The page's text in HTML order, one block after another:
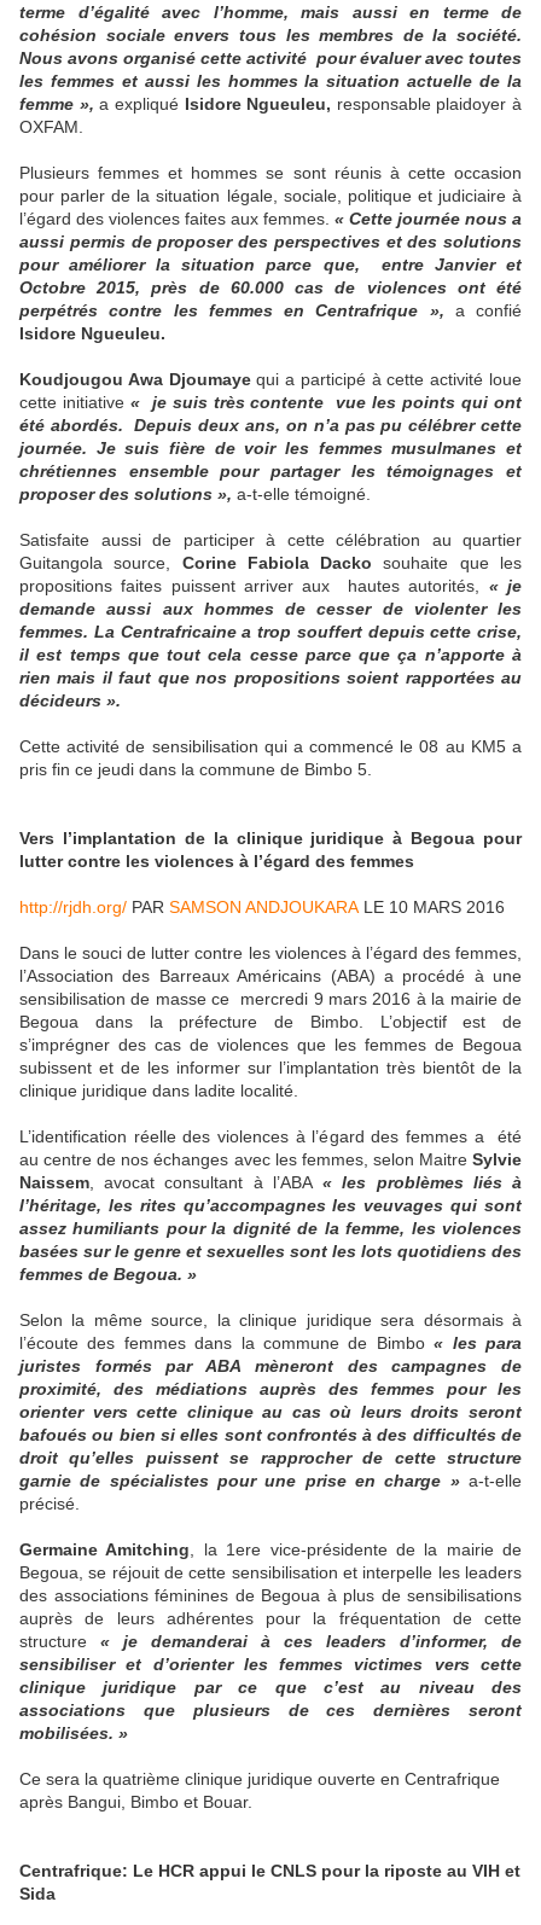
terme d’égalité avec l’homme, mais aussi en terme de
cohésion sociale envers tous les membres de la société.
Nous avons organisé cette activité pour évaluer avec toutes
les femmes et aussi les hommes la situation actuelle de la
femme »,a expliqué Isidore Ngueuleu, responsable plaidoyer à
OXFAM.
Plusieurs femmes et hommes se sont réunis à cette occasion
pour parler de la situation légale, sociale, politique et judiciaire à
l’égard des violences faites aux femmes. « Cette journée nous a
aussi permis de proposer des perspectives et des solutions
pour améliorer la situation parce que, entre Janvier et
Octobre 2015, près de 60.000 cas de violences ont été
perpétrés contre les femmes en Centrafrique », a confié
Isidore Ngueuleu.
Koudjougou Awa Djoumayequi a participé à cette activité loue
cette initiative « je suis très contente vue les points qui ont
été abordés. Depuis deux ans, on n’a pas pu célébrer cette
journée. Je suis fière de voir les femmes musulmanes et
chrétiennes ensemble pour partager les témoignages et
proposer des solutions », a-t-elle témoigné.
Satisfaite aussi de participer à cette célébration au quartier
Guitangola source, Corine Fabiola Dacko souhaite que les
propositions faites puissent arriver aux hautes autorités, « je
demande aussi aux hommes de cesser de violenter les
femmes. La Centrafricaine a trop souffert depuis cette crise,
il est temps que tout cela cesse parce que ça n’apporte à
rien mais il faut que nos propositions soient rapportées au
décideurs ».
Cette activité de sensibilisation qui a commencé le 08 au KM5 a
pris fin ce jeudi dans la commune de Bimbo 5.
Vers l’implantation de la clinique juridique à Begoua pour
lutter contre les violences à l’égard des femmes
http://rjdh.org/ PAR SAMSON ANDJOUKARA LE 10 MARS 2016
Dans le souci de lutter contre les violences à l’égard des femmes,
l’Association des Barreaux Américains (ABA) a procédé à une
sensibilisation de masse ce mercredi 9 mars 2016 à la mairie de
Begoua dans la préfecture de Bimbo. L’objectif est de
s’imprégner des cas de violences que les femmes de Begoua
subissent et de les informer sur l’implantation très bientôt de la
clinique juridique dans ladite localité.
L’identification réelle des violences à l’égard des femmes a été
au centre de nos échanges avec les femmes, selon Maitre Sylvie
Naissem , avocat consultant à l’ABA« les problèmes liés à
l’héritage, les rites qu’accompagnes les veuvages qui sont
assez humiliants pour la dignité de la femme, les violences
basées sur le genre et sexuelles sont les lots quotidiens des
femmes de Begoua. »
Selon la même source, la clinique juridique sera désormais à
l’écoute des femmes dans la commune de Bimbo« les para
juristes formés par ABA mèneront des campagnes de
proximité, des médiations auprès des femmes pour les
orienter vers cette clinique au cas où leurs droits seront
bafoués ou bien si elles sont confrontés à des difficultés de
droit qu’elles puissent se rapprocher de cette structure
garnie de spécialistes pour une prise en charge »a-t-elle
précisé.
Germaine Amitching , la 1ere vice-présidente de la mairie de
Begoua, se réjouit de cette sensibilisation et interpelle les leaders
des associations féminines de Begoua à plus de sensibilisations
auprès de leurs adhérentes pour la fréquentation de cette
structure « je demanderai à ces leaders d’informer, de
sensibiliser et d’orienter les femmes victimes vers cette
clinique juridique par ce que c’est au niveau des
associations que plusieurs de ces dernières seront
mobilisées. »
Ce sera la quatrième clinique juridique ouverte en Centrafrique
après Bangui, Bimbo et Bouar.
Centrafrique: Le HCR appui le CNLS pour la riposte au VIH et
Sida